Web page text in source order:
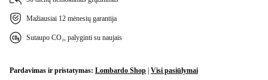
Mažiausiai 12 mėnesių garantija
Sutaupo CO₂, palyginti su naujais
Pardavimas ir pristatymas: Lombardo Shop Visi pasiūlymai